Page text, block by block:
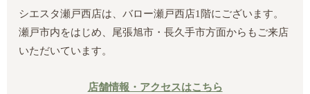
シエスタ瀬戸西店は、バロー瀬戸西店1階にございます。
瀬戸市内をはじめ、尾張旭市・長久手市方面からもご来店
いただいています。
店舗情報・アクセスはこちら